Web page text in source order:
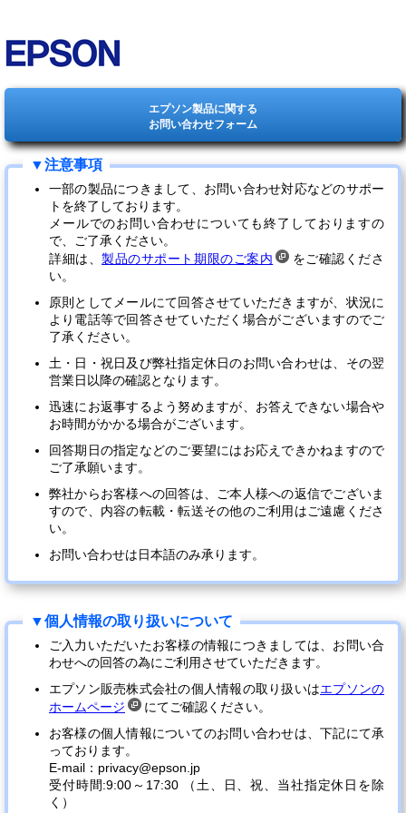
エプソン製品に関する
お問い合わせフォーム
一部の製品につきまして、お問い合わせ対応などのサポー
トを終了しております。
メールでのお問い合わせについても終了しておりますの
で、ご了承ください。
詳細は、製品のサポート期限のご案内
をご確認くださ
い。
原則としてメールにて回答させていただきますが、状況に
より電話等で回答させていただく場合がございますのでご
了承ください。
土・日・祝日及び弊社指定休日のお問い合わせは、その翌
営業日以降の確認となります。
迅速にお返事するよう努めますが、お答えできない場合や
お時間がかかる場合がございます。
回答期日の指定などのご要望にはお応えできかねますので
ご了承願います。
弊社からお客様への回答は、ご本人様への返信でございま
すので、内容の転載・転送その他のご利用はご遠慮くださ
い。
お問い合わせは日本語のみ承ります。
ご入力いただいたお客様の情報につきましては、お問い合
わせへの回答の為にご利用させていただきます。
エプソン販売株式会社の個人情報の取り扱いはエプソンの
ホームページ
にてご確認ください。
お客様の個人情報についてのお問い合わせは、下記にて承
っております。
E-mail：privacy@epson.jp
受付時間:9:00～17:30 （土、日、祝、当社指定休日を除
く）